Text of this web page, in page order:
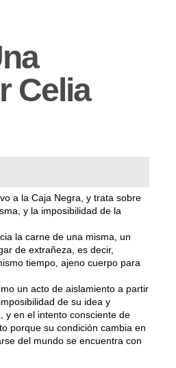
Celia
a la Caja Negra, y trata sobre
y la imposibilidad de la
la carne de una misma, un
de extrañeza, es decir,
tiempo, ajeno cuerpo para
un acto de aislamiento a partir
de su idea y
y en el intento consciente de
porque su condición cambia en
del mundo se encuentra con